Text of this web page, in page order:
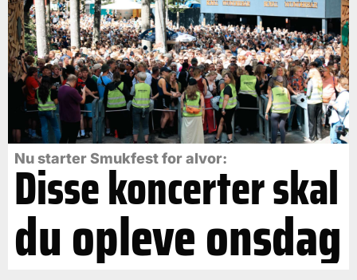
Nu starter Smukfest for alvor:
Disse koncerter skal
du opleve onsdag